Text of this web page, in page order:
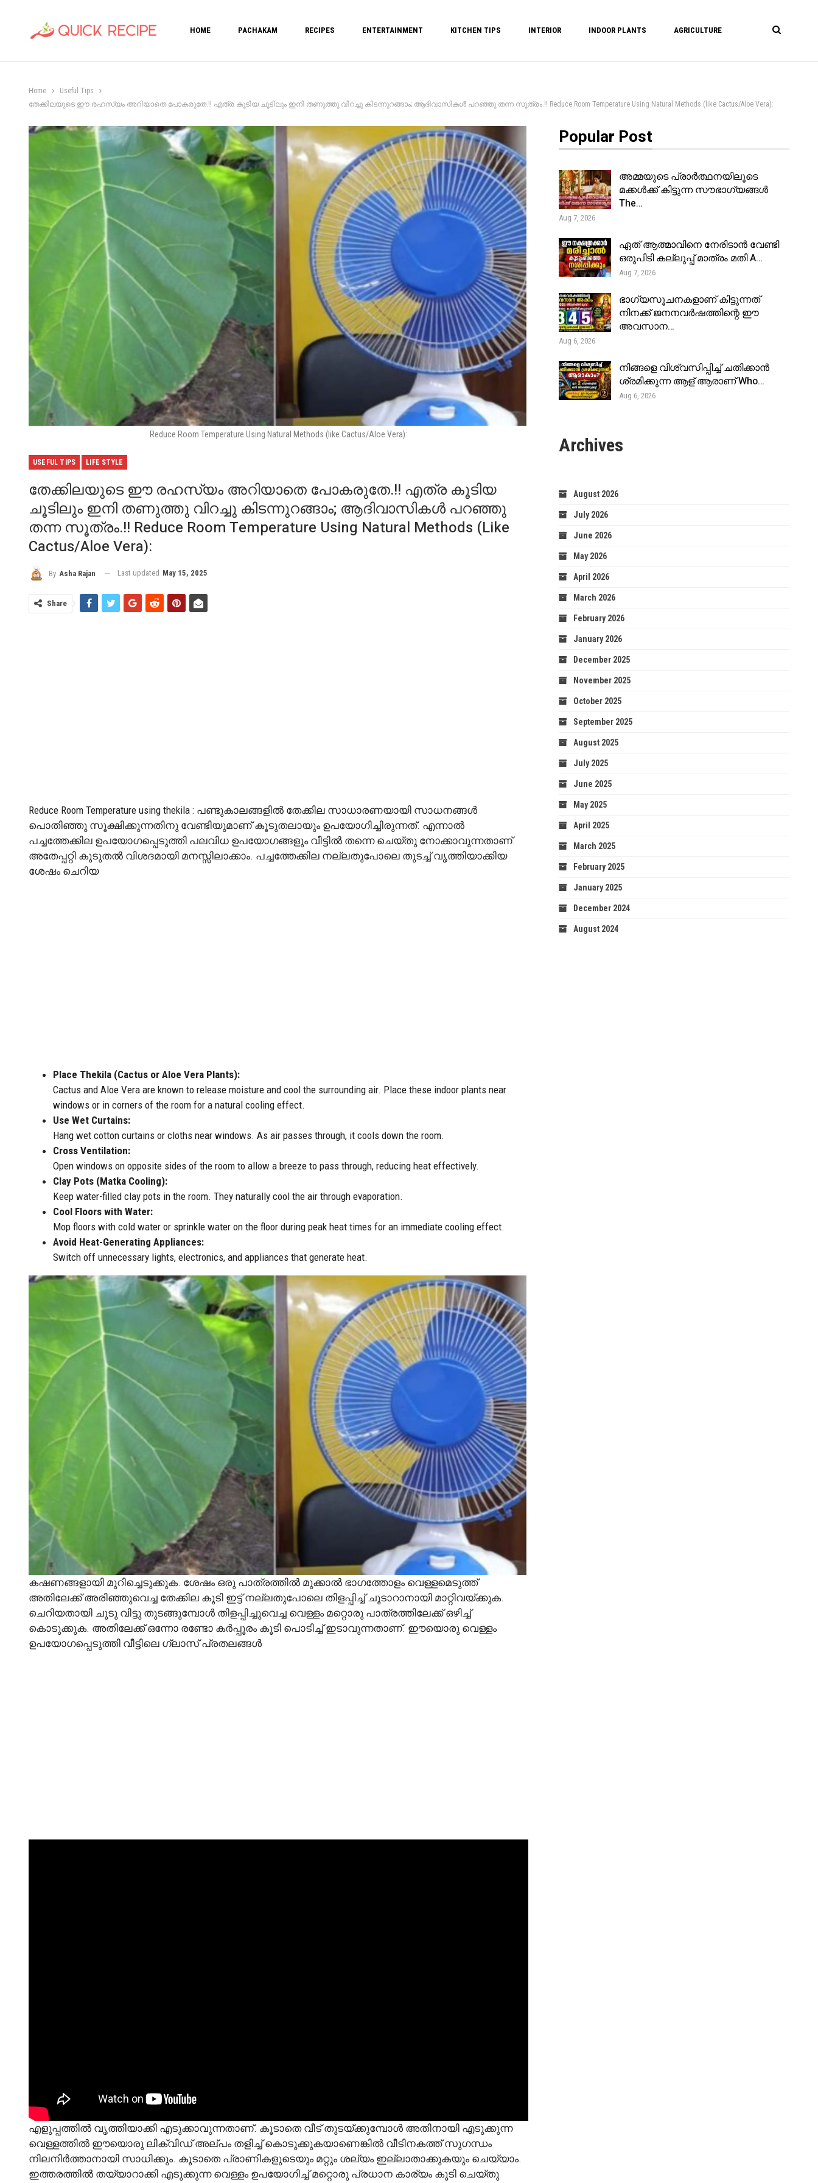
HOME PACHAKAM RECIPES ENTERTAINMENT KITCHEN TIPS INTERIOR INDOOR PLANTS AGRICULTURE
Home
Useful Tips
തേക്കിലയുടെ ഈ രഹസ്യം അറിയാതെ പോകരുതേ.!! എത്ര കൂടിയ ചൂടിലും ഇനി തണുത്തു വിറച്ചു കിടന്നുറങ്ങാം; ആദിവാസികൾ പറഞ്ഞു തന്ന സൂത്രം.!! Reduce Room Temperature Using Natural Methods (like Cactus/Aloe Vera):
Reduce Room Temperature Using Natural Methods (like Cactus/Aloe Vera):
USEFUL TIPS LIFE STYLE
തേക്കിലയുടെ ഈ രഹസ്യം അറിയാതെ പോകരുതേ.!! എത്ര കൂടിയ
ചൂടിലും ഇനി തണുത്തു വിറച്ചു കിടന്നുറങ്ങാം; ആദിവാസികൾ പറഞ്ഞു
തന്ന സൂത്രം.!! Reduce Room Temperature Using Natural Methods (like
Cactus/Aloe Vera):
By Asha Rajan Last updated May 15, 2025
Share
Reduce Room Temperature using thekila : പണ്ടുകാലങ്ങളിൽ തേക്കില സാധാരണയായി സാധനങ്ങൾ
പൊതിഞ്ഞു സൂക്ഷിക്കുന്നതിനു വേണ്ടിയുമാണ് കൂടുതലായും ഉപയോഗിച്ചിരുന്നത്. എന്നാൽ
പച്ചത്തേക്കില ഉപയോഗപ്പെടുത്തി പലവിധ ഉപയോഗങ്ങളും വീട്ടിൽ തന്നെ ചെയ്തു നോക്കാവുന്നതാണ്.
അതേപ്പറ്റി കൂടുതൽ വിശദമായി മനസ്സിലാക്കാം. പച്ചത്തേക്കില നല്ലതുപോലെ തുടച്ച് വൃത്തിയാക്കിയ
ശേഷം ചെറിയ
Place Thekila (Cactus or Aloe Vera Plants):
Cactus and Aloe Vera are known to release moisture and cool the surrounding air. Place these indoor plants near
windows or in corners of the room for a natural cooling effect.
Use Wet Curtains:
Hang wet cotton curtains or cloths near windows. As air passes through, it cools down the room.
Cross Ventilation:
Open windows on opposite sides of the room to allow a breeze to pass through, reducing heat effectively.
Clay Pots (Matka Cooling):
Keep water-filled clay pots in the room. They naturally cool the air through evaporation.
Cool Floors with Water:
Mop floors with cold water or sprinkle water on the floor during peak heat times for an immediate cooling effect.
Avoid Heat-Generating Appliances:
Switch off unnecessary lights, electronics, and appliances that generate heat.
കഷണങ്ങളായി മുറിച്ചെടുക്കുക. ശേഷം ഒരു പാത്രത്തിൽ മുക്കാൽ ഭാഗത്തോളം വെള്ളമെടുത്ത്
അതിലേക്ക് അരിഞ്ഞുവെച്ച തേക്കില കൂടി ഇട്ട് നല്ലതുപോലെ തിളപ്പിച്ച് ചൂടാറാനായി മാറ്റിവയ്ക്കുക.
ചെറിയതായി ചൂടു വിട്ടു തുടങ്ങുമ്പോൾ തിളപ്പിച്ചുവെച്ച വെള്ളം മറ്റൊരു പാത്രത്തിലേക്ക് ഒഴിച്ച്
കൊടുക്കുക. അതിലേക്ക് ഒന്നോ രണ്ടോ കർപ്പൂരം കൂടി പൊടിച്ച് ഇടാവുന്നതാണ്. ഈയൊരു വെള്ളം
ഉപയോഗപ്പെടുത്തി വീട്ടിലെ ഗ്ലാസ് പ്രതലങ്ങൾ
എളുപ്പത്തിൽ വൃത്തിയാക്കി എടുക്കാവുന്നതാണ്. കൂടാതെ വീട് തുടയ്ക്കുമ്പോൾ അതിനായി എടുക്കുന്ന
വെള്ളത്തിൽ ഈയൊരു ലിക്വിഡ് അല്പം തളിച്ച് കൊടുക്കുകയാണെങ്കിൽ വീടിനകത്ത് സുഗന്ധം
നിലനിർത്താനായി സാധിക്കും. കൂടാതെ പ്രാണികളുടെയും മറ്റും ശല്യം ഇല്ലാതാക്കുകയും ചെയ്യാം.
ഇത്തരത്തിൽ തയ്യാറാക്കി എടുക്കുന്ന വെള്ളം ഉപയോഗിച്ച് മറ്റൊരു പ്രധാന കാര്യം കൂടി ചെയ്തു
Popular Post
അമ്മയുടെ പ്രാർത്ഥനയിലൂടെ
മക്കൾക്ക് കിട്ടുന്ന സൗഭാഗ്യങ്ങൾ
The…
Aug 7, 2026
ഏത് ആത്മാവിനെ നേരിടാൻ വേണ്ടി
ഒരുപിടി കല്ലുപ്പ് മാത്രം മതി A…
Aug 7, 2026
ഭാഗ്യസൂചനകളാണ് കിട്ടുന്നത്
നിനക്ക് ജനനവർഷത്തിന്റെ ഈ
അവസാന…
Aug 6, 2026
നിങ്ങളെ വിശ്വസിപ്പിച്ച് ചതിക്കാൻ
ശ്രമിക്കുന്ന ആള് ആരാണ് Who…
Aug 6, 2026
Archives
August 2026
July 2026
June 2026
May 2026
April 2026
March 2026
February 2026
January 2026
December 2025
November 2025
October 2025
September 2025
August 2025
July 2025
June 2025
May 2025
April 2025
March 2025
February 2025
January 2025
December 2024
August 2024